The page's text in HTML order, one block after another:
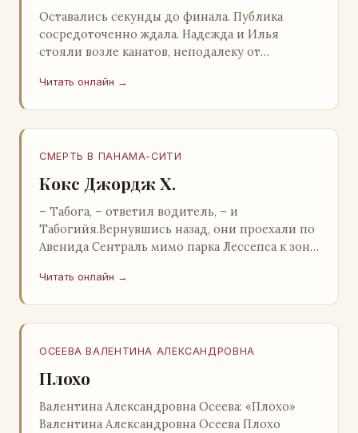
Оставались секунды до финала. Публика
сосредоточенно ждала. Надежда и Илья
стояли возле канатов, неподалеку от
прочей публики, …
Читать онлайн →
СМЕРТЬ В ПАНАМА-СИТИ
Кокс Джордж Х.
– Табога, – ответил водитель, – и
Табогийя.Вернувшись назад, они проехали по
Авенида Сентраль мимо парка Лессепса к зоне
отель…
Читать онлайн →
ОСЕЕВА ВАЛЕНТИНА АЛЕКСАНДРОВНА
Плохо
Валентина Александровна Осеева: «Плохо»
Валентина Александровна Осеева Плохо